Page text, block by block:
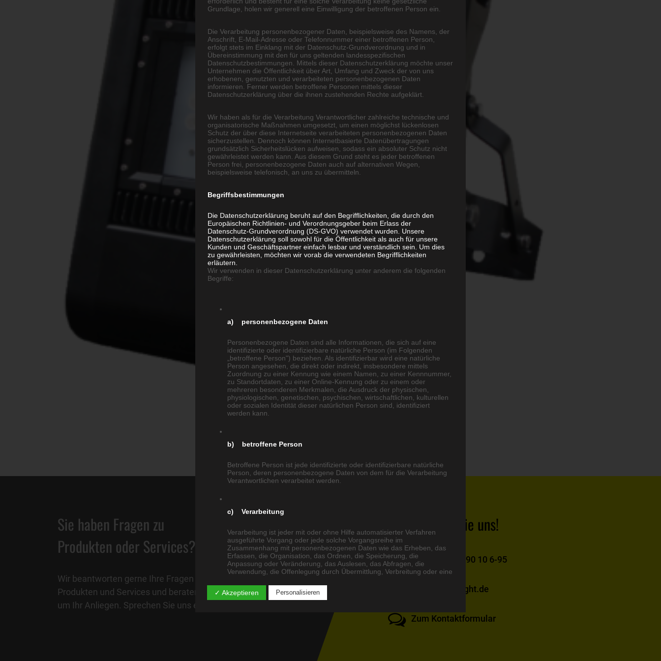
Sie haben Fragen zu
Produkten oder Services?
Wir beantworten gerne Ihre Fragen zu unseren
Produkten und Services und beraten Sie persönlich rund
um Ihr Anliegen. Sprechen Sie uns einfach an!
Kontaktieren Sie uns!
+49 (0)2242 / 90 10 6-95
info@nexxt-light.de
Zum Kontaktformular
Grundlage, holen wir generell eine Einwilligung der betroffenen Person ein.
Die Verarbeitung personenbezogener Daten, beispielsweise des Namens, der
Anschrift, E-Mail-Adresse oder Telefonnummer einer betroffenen Person,
erfolgt stets im Einklang mit der Datenschutz-Grundverordnung und in
Übereinstimmung mit den für uns geltenden landesspezifischen
Datenschutzbestimmungen. Mittels dieser Datenschutzerklärung möchte unser
Unternehmen die Öffentlichkeit über Art, Umfang und Zweck der von uns
erhobenen, genutzten und verarbeiteten personenbezogenen Daten
informieren. Ferner werden betroffene Personen mittels dieser
Datenschutzerklärung über die ihnen zustehenden Rechte aufgeklärt.
Wir haben als für die Verarbeitung Verantwortlicher zahlreiche technische und
organisatorische Maßnahmen umgesetzt, um einen möglichst lückenlosen
Schutz der über diese Internetseite verarbeiteten personenbezogenen Daten
sicherzustellen. Dennoch können Internetbasierte Datenübertragungen
grundsätzlich Sicherheitslücken aufweisen, sodass ein absoluter Schutz nicht
gewährleistet werden kann. Aus diesem Grund steht es jeder betroffenen
Person frei, personenbezogene Daten auch auf alternativen Wegen,
beispielsweise telefonisch, an uns zu übermitteln.
Begriffsbestimmungen
Die Datenschutzerklärung beruht auf den Begrifflichkeiten, die durch den
Europäischen Richtlinien- und Verordnungsgeber beim Erlass der
Datenschutz-Grundverordnung (DS-GVO) verwendet wurden. Unsere
Datenschutzerklärung soll sowohl für die Öffentlichkeit als auch für unsere
Kunden und Geschäftspartner einfach lesbar und verständlich sein. Um dies
zu gewährleisten, möchten wir vorab die verwendeten Begrifflichkeiten
erläutern.
Wir verwenden in dieser Datenschutzerklärung unter anderem die folgenden
Begriffe:
a) personenbezogene Daten
Personenbezogene Daten sind alle Informationen, die sich auf eine
identifizierte oder identifizierbare natürliche Person (im Folgenden
„betroffene Person") beziehen. Als identifizierbar wird eine natürliche
Person angesehen, die direkt oder indirekt, insbesondere mittels
Zuordnung zu einer Kennung wie einem Namen, zu einer Kennnummer,
zu Standortdaten, zu einer Online-Kennung oder zu einem oder
mehreren besonderen Merkmalen, die Ausdruck der physischen,
physiologischen, genetischen, psychischen, wirtschaftlichen, kulturellen
oder sozialen Identität dieser natürlichen Person sind, identifiziert
werden kann.
b) betroffene Person
Betroffene Person ist jede identifizierte oder identifizierbare natürliche
Person, deren personenbezogene Daten von dem für die Verarbeitung
Verantwortlichen verarbeitet werden.
c) Verarbeitung
Verarbeitung ist jeder mit oder ohne Hilfe automatisierter Verfahren
ausgeführte Vorgang oder jede solche Vorgangsreihe im
Zusammenhang mit personenbezogenen Daten wie das Erheben, das
Erfassen, die Organisation, das Ordnen, die Speicherung, die
Anpassung oder Veränderung, das Auslesen, das Abfragen, die
Verwendung, die Offenlegung durch Übermittlung, Verbreitung oder eine
Einschränkung, das Löschen oder die Vernichtung.
d) Einschränkung der Verarbeitung
Einschränkung der Verarbeitung ist die Markierung gespeicherter
personenbezogener Daten mit dem Ziel, ihre künftige Verarbeitung
✓ Akzeptieren Personalisieren